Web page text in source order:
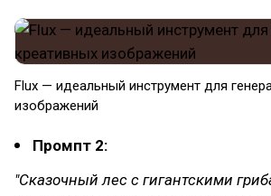
Flux — идеальный инструмент для
изображений
Промпт 2:
"Сказочный лес с гигантскими